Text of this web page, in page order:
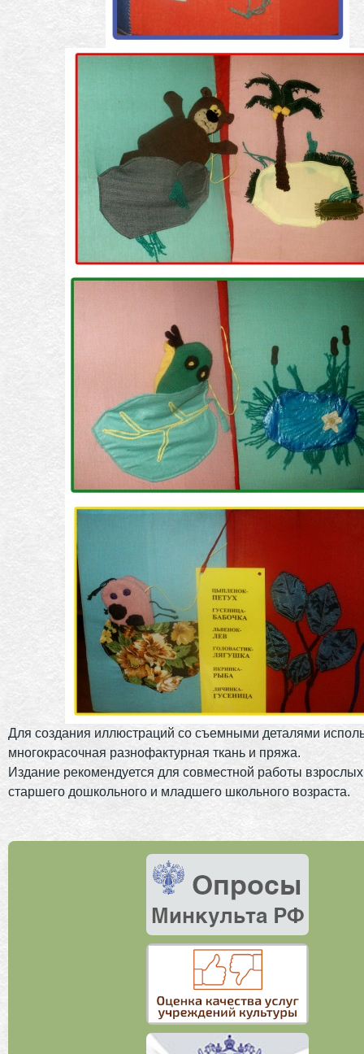
Для создания иллюстраций со съемными деталями
многокрасочная разнофактурная ткань и пряжа.
Издание рекомендуется для совместной работы
старшего дошкольного и младшего школьного возраста.